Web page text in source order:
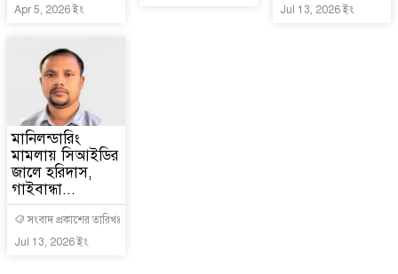
Apr 5, 2026 ইং
Jul 13, 2026 ইং
মানিলন্ডারিং
মামলায় সিআইডির
জালে হরিদাস,
গাইবান্ধা...
সংবাদ প্রকাশের তারিখঃ
Jul 13, 2026 ইং